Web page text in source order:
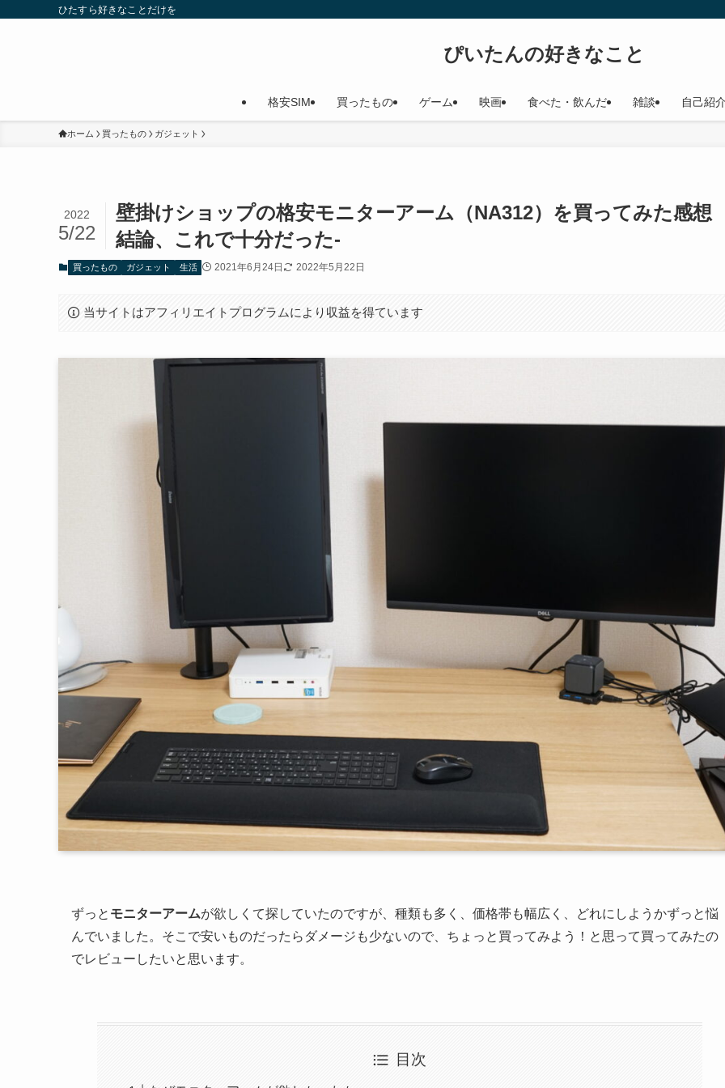
ひたすら好きなことだけを
ぴいたんの好きなこと
格安SIM 買ったもの ゲーム 映画 食べた・飲んだ 雑談 自己紹
ホーム 買ったもの ガジェット
壁掛けショップの格安モニターアーム（NA312）を買ってみた感
結論、これで十分だった-
2022
5/22
買ったもの ガジェット 生活 2021年6月24日 2022年5月22日
当サイトはアフィリエイトプログラムにより収益を得ています
ずっと モニターアームが欲しくて探していたのですが、種類も多く、価格帯も幅広く、どれにしようかずっと悩
んでいました。そこで安いものだったらダメージも少ないので、ちょっと買ってみよう！と思って買ってみたの
でレビューしたいと思います。
目次